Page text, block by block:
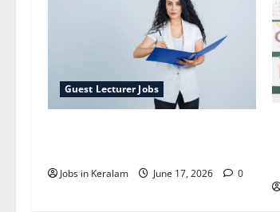
Guest Lecturer Jobs
Jobs in Keralam June 17, 2026 0